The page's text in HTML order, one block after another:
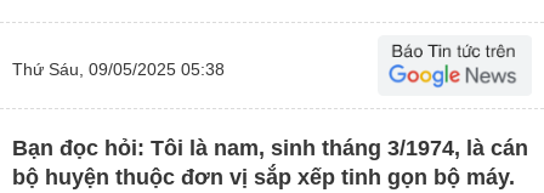
Thứ Sáu, 09/05/2025 05:38
Bạn đọc hỏi: Tôi là nam, sinh tháng 3/1974, là cán
bộ huyện thuộc đơn vị sắp xếp tinh gọn bộ máy.